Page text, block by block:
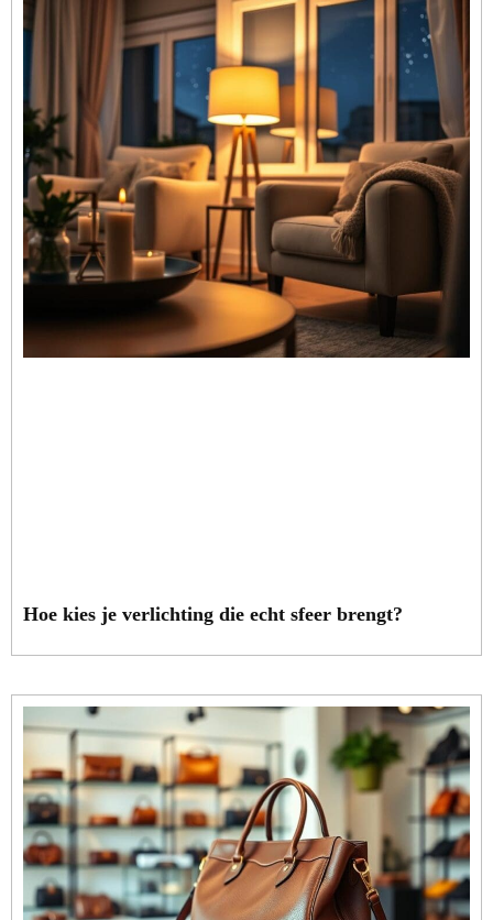
Hoe kies je verlichting die echt sfeer brengt?